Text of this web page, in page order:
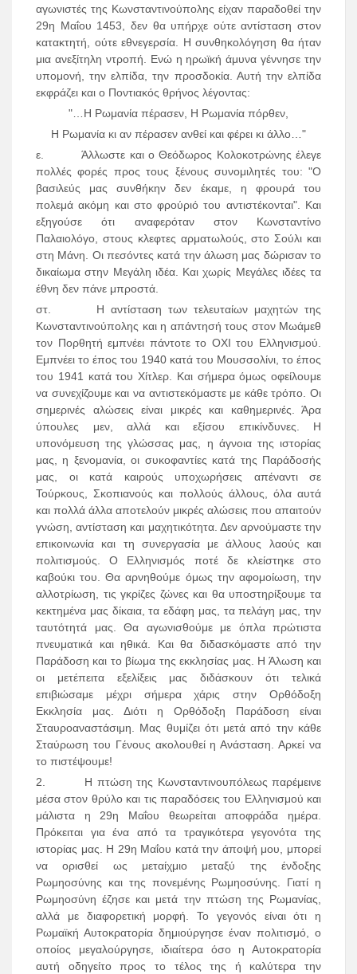
αγωνιστές της Κωνσταντινούπολης είχαν παραδοθεί την
29η Μαΐου 1453, δεν θα υπήρχε ούτε αντίσταση στον
κατακτητή, ούτε εθνεγερσία. Η συνθηκολόγηση θα ήταν
μια ανεξίτηλη ντροπή. Ενώ η ηρωϊκή άμυνα γέννησε την
υπομονή, την ελπίδα, την προσδοκία. Αυτή την ελπίδα
εκφράζει και ο Ποντιακός θρήνος λέγοντας:
"…Η Ρωμανία πέρασεν, Η Ρωμανία πόρθεν,
Η Ρωμανία κι αν πέρασεν ανθεί και φέρει κι άλλο…"
ε. Άλλωστε και ο Θεόδωρος Κολοκοτρώνης έλεγε
πολλές φορές προς τους ξένους συνομιλητές του: "Ο
βασιλεύς μας συνθήκην δεν έκαμε, η φρουρά του
πολεμά ακόμη και στο φρούριό του αντιστέκονται". Και
εξηγούσε ότι αναφερόταν στον Κωνσταντίνο
Παλαιολόγο, στους κλεφτες αρματωλούς, στο Σούλι και
στη Μάνη. Οι πεσόντες κατά την άλωση μας δώρισαν το
δικαίωμα στην Μεγάλη ιδέα. Και χωρίς Μεγάλες ιδέες τα
έθνη δεν πάνε μπροστά.
στ. Η αντίσταση των τελευταίων μαχητών της
Κωνσταντινούπολης και η απάντησή τους στον Μωάμεθ
τον Πορθητή εμπνέει πάντοτε το ΟΧΙ του Ελληνισμού.
Εμπνέει το έπος του 1940 κατά του Μουσσολίνι, το έπος
του 1941 κατά του Χίτλερ. Και σήμερα όμως οφείλουμε
να συνεχίζουμε και να αντιστεκόμαστε με κάθε τρόπο. Οι
σημερινές αλώσεις είναι μικρές και καθημερινές. Άρα
ύπουλες μεν, αλλά και εξίσου επικίνδυνες. Η
υπονόμευση της γλώσσας μας, η άγνοια της ιστορίας
μας, η ξενομανία, οι συκοφαντίες κατά της Παράδοσής
μας, οι κατά καιρούς υποχωρήσεις απέναντι σε
Τούρκους, Σκοπιανούς και πολλούς άλλους, όλα αυτά
και πολλά άλλα αποτελούν μικρές αλώσεις που απαιτούν
γνώση, αντίσταση και μαχητικότητα. Δεν αρνούμαστε την
επικοινωνία και τη συνεργασία με άλλους λαούς και
πολιτισμούς. Ο Ελληνισμός ποτέ δε κλείστηκε στο
καβούκι του. Θα αρνηθούμε όμως την αφομοίωση, την
αλλοτρίωση, τις γκρίζες ζώνες και θα υποστηρίξουμε τα
κεκτημένα μας δίκαια, τα εδάφη μας, τα πελάγη μας, την
ταυτότητά μας. Θα αγωνισθούμε με όπλα πρώτιστα
πνευματικά και ηθικά. Και θα διδασκόμαστε από την
Παράδοση και το βίωμα της εκκλησίας μας. Η Άλωση και
οι μετέπειτα εξελίξεις μας διδάσκουν ότι τελικά
επιβιώσαμε μέχρι σήμερα χάρις στην Ορθόδοξη
Εκκλησία μας. Διότι η Ορθόδοξη Παράδοση είναι
Σταυροαναστάσιμη. Μας θυμίζει ότι μετά από την κάθε
Σταύρωση του Γένους ακολουθεί η Ανάσταση. Αρκεί να
το πιστέψουμε!
2. Η πτώση της Κωνσταντινουπόλεως παρέμεινε
μέσα στον θρύλο και τις παραδόσεις του Ελληνισμού και
μάλιστα η 29η Μαΐου θεωρείται αποφράδα ημέρα.
Πρόκειται για ένα από τα τραγικότερα γεγονότα της
ιστορίας μας. Η 29η Μαΐου κατά την άποψή μου, μπορεί
να ορισθεί ως μεταίχμιο μεταξύ της ένδοξης
Ρωμηοσύνης και της πονεμένης Ρωμηοσύνης. Γιατί η
Ρωμηοσύνη έζησε και μετά την πτώση της Ρωμανίας,
αλλά με διαφορετική μορφή. Το γεγονός είναι ότι η
Ρωμαϊκή Αυτοκρατορία δημιούργησε έναν πολιτισμό, ο
οποίος μεγαλούργησε, ιδιαίτερα όσο η Αυτοκρατορία
αυτή οδηγείτο προς το τέλος της ή καλύτερα την